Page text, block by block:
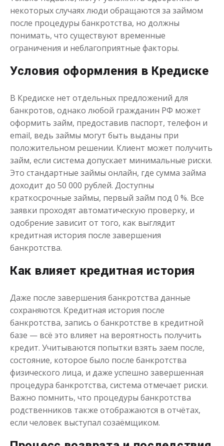
Моментальный займ
Сумма до 50 000
Срок от 1до 21 дня
Получить
Одолжим до 30 дней
Сумма до50 000₽
Срок от 1 до 30 дня
Получить
Переведём в долг
Срок от 1до 21 дня
Получить
некоторых случаях люди обращаются за займом
после процедуры банкротства, но должны
понимать, что существуют временные
ограничения и неблагоприятные факторы.
Условия оформления в Кредиске
В Кредиске нет отдельных предложений для
банкротов, однако любой гражданин РФ может
оформить займ, предоставив паспорт, телефон и
email, ведь займы могут быть выданы при
положительном решении. Клиент может получить
займ, если система допускает минимальные риски.
Это стандартные займы онлайн, где сумма займа
доходит до 50 000 рублей. Доступны
краткосрочные займы, первый займ под 0 %. Все
заявки проходят автоматическую проверку, и
одобрение зависит от того, как выглядит
кредитная история после завершения
банкротства.
Как влияет кредитная история
Даже после завершения банкротства данные
сохраняются. Кредитная история после
банкротства, запись о банкротстве в кредитной
базе — всё это влияет на вероятность получить
кредит. Учитываются попытки взять заем после,
состояние, которое было после банкротства
физического лица, и даже успешно завершенная
процедура банкротства, система отмечает риски.
Важно помнить, что процедуры банкротства
родственников также отображаются в отчётах,
если человек выступал созаёмщиком.